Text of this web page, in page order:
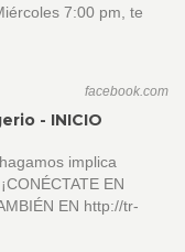
7:00 pm, te
facebook.com
- INICIO
implica
EN
EN http://tr-